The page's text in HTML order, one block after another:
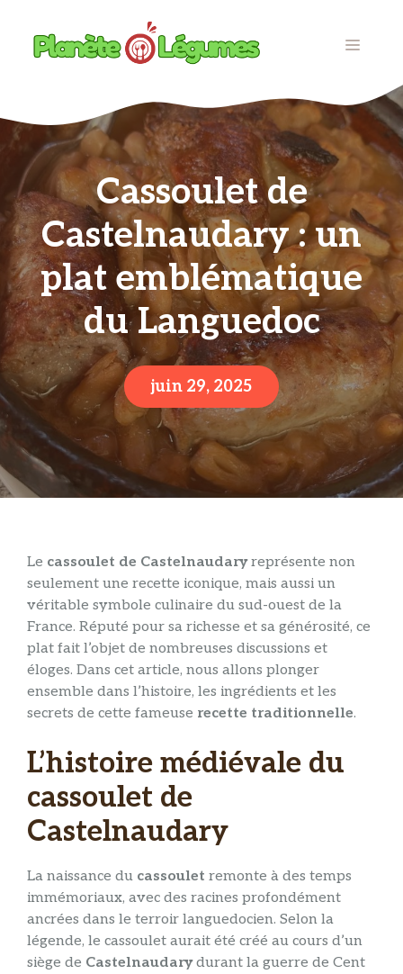
contenu
MENU
Cassoulet de
Castelnaudary : un
plat emblématique
du Languedoc
juin 29, 2025
Le cassoulet de Castelnaudaryreprésente non
seulement une recette iconique, mais aussi un
véritable symbole culinaire du sud-ouest de la
France. Réputé pour sa richesse et sa générosité, ce
plat fait l’objet de nombreuses discussions et
éloges. Dans cet article, nous allons plonger
ensemble dans l’histoire, les ingrédients et les
secrets de cette fameuse recette traditionnelle.
L’histoire médiévale du
cassoulet de
Castelnaudary
La naissance du cassoulet remonte à des temps
immémoriaux, avec des racines profondément
ancrées dans le terroir languedocien. Selon la
légende, le cassoulet aurait été créé au cours d’un
siège de Castelnaudarydurant la guerre de Cent